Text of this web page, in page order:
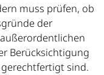
muss prüfen, ob
der
Berücksichtigung
sind.